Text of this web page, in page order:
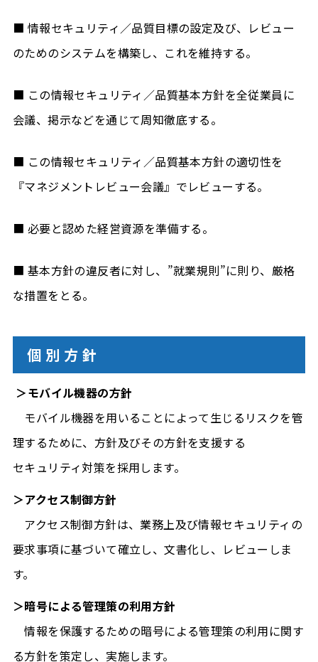
■ 情報セキュリティ／品質目標の設定及び、レビュー
のためのシステムを構築し、これを維持する。
■ この情報セキュリティ／品質基本方針を全従業員に
会議、掲示などを通じて周知徹底する。
■ この情報セキュリティ／品質基本方針の適切性を
『マネジメントレビュー会議』でレビューする。
■ 必要と認めた経営資源を準備する。
■ 基本方針の違反者に対し、”就業規則”に則り、厳格
な措置をとる。
個別方針
＞モバイル機器の方針
モバイル機器を用いることによって生じるリスクを管
理するために、方針及びその方針を支援する
セキュリティ対策を採用します。
＞アクセス制御方針
アクセス制御方針は、業務上及び情報セキュリティの
要求事項に基づいて確立し、文書化し、レビューしま
す。
＞暗号による管理策の利用方針
情報を保護するための暗号による管理策の利用に関す
る方針を策定し、実施します。